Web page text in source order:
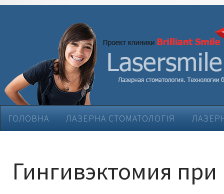
ГОЛОВНА ЛАЗЕРНА СТОМАТОЛОГІЯ
ЕСТЕТИЧНА СТОМАТОЛОГІЯ
ЛІКУВАННЯ
Гингивэктомия